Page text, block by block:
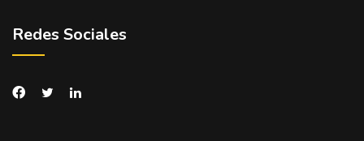
Redes Sociales